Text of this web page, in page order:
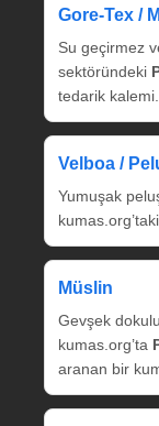
Gore‑Tex /
Su geçirmez
sektöründeki
tedarik kalemi.
Velboa /
Yumuşak
kumas.org’taki
Müslin
Gevşek
kumas.org’ta
aranan bir